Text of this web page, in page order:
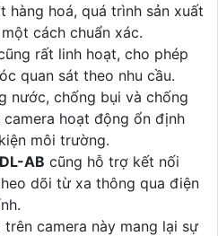
hàng hoá, quá trình sản xuất
cách chuẩn xác.
rất linh hoạt, cho phép
quan sát theo nhu cầu.
nước, chống bụi và chống
hoạt động ổn định
môi trường.
AB cũng hỗ trợ kết nối
dõi từ xa thông qua điện
camera này mang lại sự